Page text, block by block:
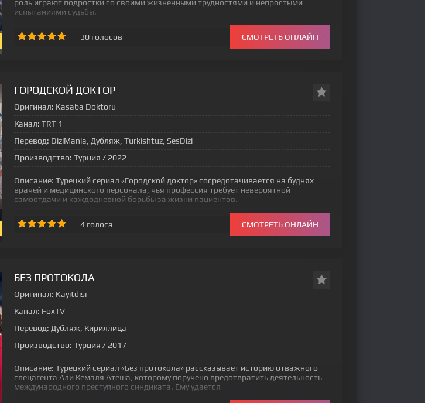
роль играют подростки со своими жизненными трудностями и непростыми
испытаниями судьбы.
30 голосов СМОТРЕТЬ ОНЛАЙН
ГОРОДСКОЙ ДОКТОР
Оригинал: Kasaba Doktoru
Канал: TRT 1
Перевод: DiziMania, Дубляж, Turkishtuz, SesDizi
Производство: Турция / 2022
Описание: Турецкий сериал «Городской доктор» сосредотачивается на буднях
врачей и медицинского персонала, чья профессия требует невероятной
самоотдачи и каждодневной борьбы за жизни пациентов.
4 голоса СМОТРЕТЬ ОНЛАЙН
БЕЗ ПРОТОКОЛА
Оригинал: Kayitdisi
Канал: FoxTV
Перевод: Дубляж, Кириллица
Производство: Турция / 2017
Описание: Турецкий сериал «Без протокола» рассказывает историю отважного
спецагента Али Кемаля Атеша, которому поручено предотвратить деятельность
международного преступного синдиката. Ему удается